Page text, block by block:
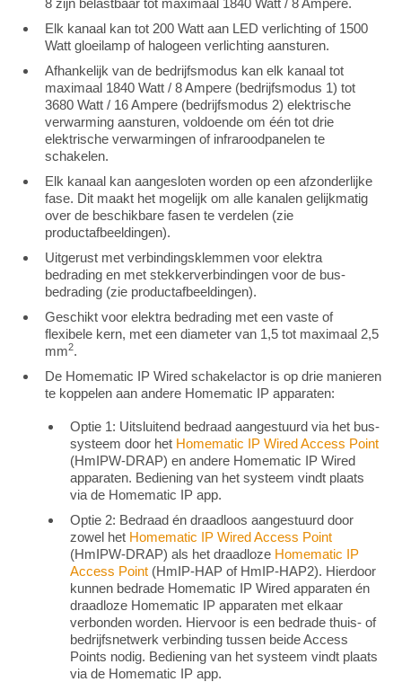
Elk kanaal kan tot 200 Watt aan LED verlichting of 1500
Watt gloeilamp of halogeen verlichting aansturen.
Afhankelijk van de bedrijfsmodus kan elk kanaal tot
maximaal 1840 Watt / 8 Ampere (bedrijfsmodus 1) tot
3680 Watt / 16 Ampere (bedrijfsmodus 2) elektrische
verwarming aansturen, voldoende om één tot drie
elektrische verwarmingen of infraroodpanelen te
schakelen.
Elk kanaal kan aangesloten worden op een afzonderlijke
fase. Dit maakt het mogelijk om alle kanalen gelijkmatig
over de beschikbare fasen te verdelen (zie
productafbeeldingen).
Uitgerust met verbindingsklemmen voor elektra
bedrading en met stekkerverbindingen voor de bus-
bedrading (zie productafbeeldingen).
Geschikt voor elektra bedrading met een vaste of
flexibele kern, met een diameter van 1,5 tot maximaal 2,5
mm2.
De Homematic IP Wired schakelactor is op drie manieren
te koppelen aan andere Homematic IP apparaten:
Optie 1: Uitsluitend bedraad aangestuurd via het bus-
systeem door het Homematic IP Wired Access Point
(HmIPW-DRAP) en andere Homematic IP Wired
apparaten. Bediening van het systeem vindt plaats
via de Homematic IP app.
Optie 2: Bedraad én draadloos aangestuurd door
zowel het Homematic IP Wired Access Point
(HmIPW-DRAP) als het draadloze Homematic IP
Access Point (HmIP-HAP of HmIP-HAP2). Hierdoor
kunnen bedrade Homematic IP Wired apparaten én
draadloze Homematic IP apparaten met elkaar
verbonden worden. Hiervoor is een bedrade thuis- of
bedrijfsnetwerk verbinding tussen beide Access
Points nodig. Bediening van het systeem vindt plaats
via de Homematic IP app.